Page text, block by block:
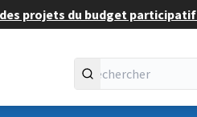
projets du budget participatif